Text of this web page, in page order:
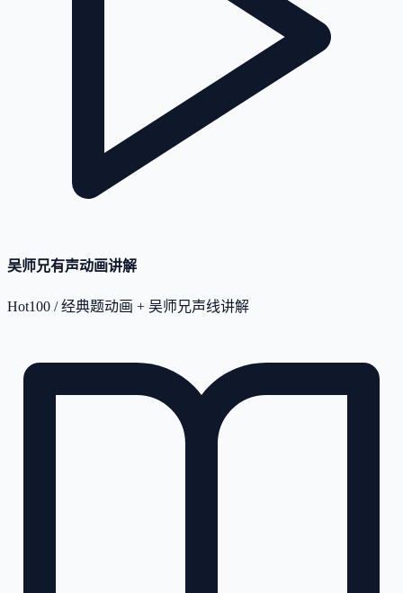
吴师兄有声动画讲解
Hot100 / 经典题动画 + 吴师兄声线讲解